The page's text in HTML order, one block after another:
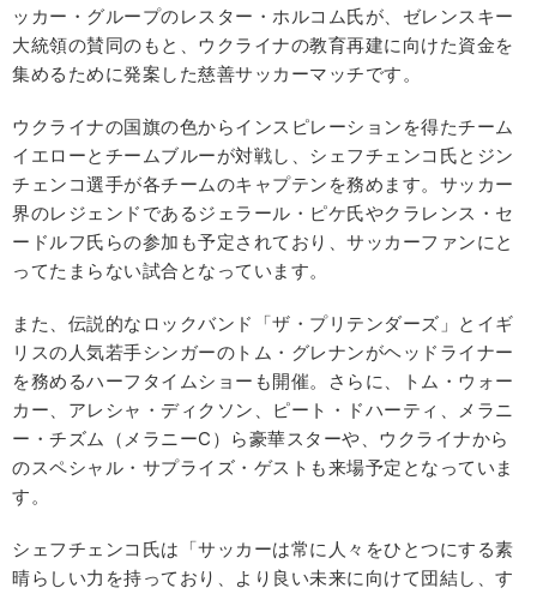
ッカー・グループのレスター・ホルコム氏が、ゼレンスキー
大統領の賛同のもと、ウクライナの教育再建に向けた資金を
集めるために発案した慈善サッカーマッチです。
ウクライナの国旗の色からインスピレーションを得たチーム
イエローとチームブルーが対戦し、シェフチェンコ氏とジン
チェンコ選手が各チームのキャプテンを務めます。サッカー
界のレジェンドであるジェラール・ピケ氏やクラレンス・セ
ードルフ氏らの参加も予定されており、サッカーファンにと
ってたまらない試合となっています。
また、伝説的なロックバンド「ザ・プリテンダーズ」とイギ
リスの人気若手シンガーのトム・グレナンがヘッドライナー
を務めるハーフタイムショーも開催。さらに、トム・ウォー
カー、アレシャ・ディクソン、ピート・ドハーティ、メラニ
ー・チズム（メラニーC）ら豪華スターや、ウクライナから
のスペシャル・サプライズ・ゲストも来場予定となっていま
す。
シェフチェンコ氏は「サッカーは常に人々をひとつにする素
晴らしい力を持っており、より良い未来に向けて団結し、す